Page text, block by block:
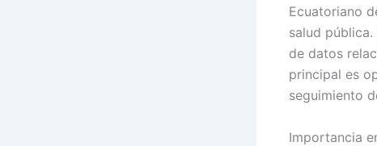
Ecuatoriano
salud
de datos
principal es
seguimiento
Importancia